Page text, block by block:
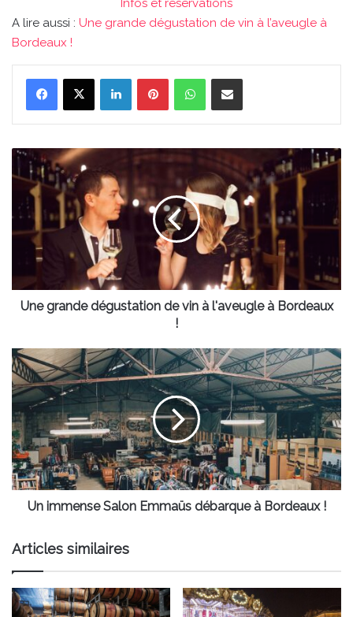
Infos et réservations
A lire aussi : Une grande dégustation de vin à l’aveugle à
Bordeaux !
LinkedinPinterestWhatsAppPartager par email
Une
grande
dégustation
de
vin
à
l'aveugle
Bordeaux
Une grande dégustation de vin à l'aveugle à Bordeaux
!
Un
immense
Salon
Emmaüs
débarque
à
Bordeaux
!
Un immense Salon Emmaüs débarque à Bordeaux !
Articles similaires